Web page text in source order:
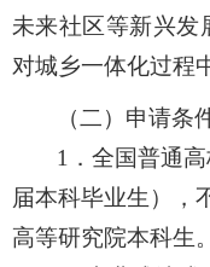
未来社区等新兴发
对城乡一体化过程
（二）申请条
1 ．全国普通
届本科毕业生）
，
高等研究院本科生。